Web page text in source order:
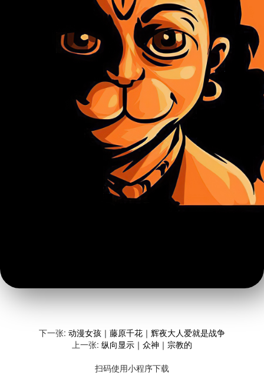
下一张: 动漫女孩｜藤原千花｜辉夜大人爱就是战争
上一张: 纵向显示｜众神｜宗教的
扫码使用小程序下载